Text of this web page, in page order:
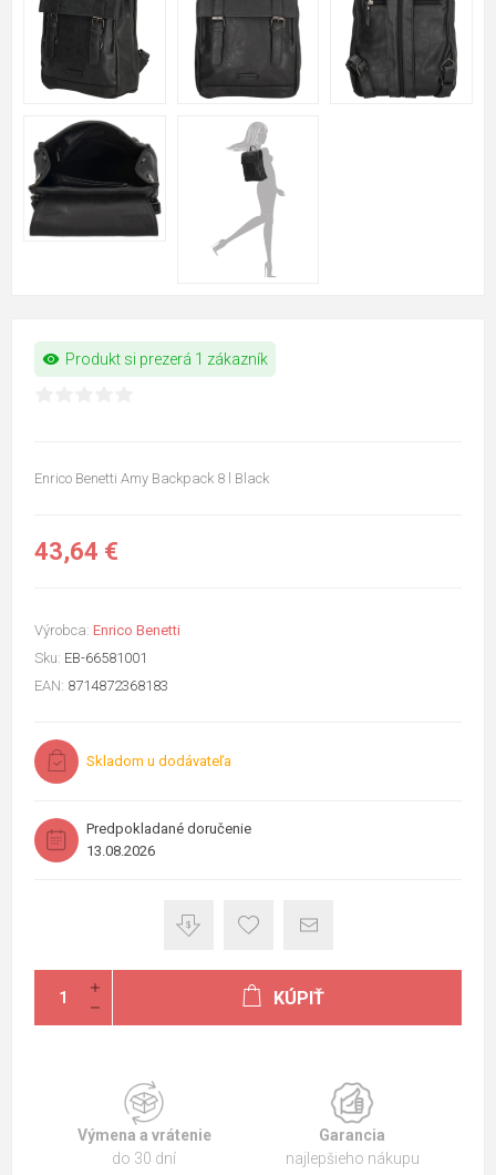
visibility Produkt si prezerá 1 zákazník
Enrico Benetti Amy Backpack 8 l Black
43,64 €
Výrobca: Enrico Benetti
Sku: EB-66581001
EAN: 8714872368183
Skladom u dodávateľa
Predpokladané doručenie
13.08.2026
KÚPIŤ
Výmena a vrátenie
do 30 dní
Garancia
najlepšieho nákupu